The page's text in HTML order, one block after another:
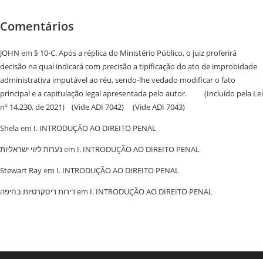
Comentários
JOHN em § 10-C. Após a réplica do Ministério Público, o juiz proferirá
decisão na qual indicará com precisão a tipificação do ato de improbidade
administrativa imputável ao réu, sendo-lhe vedado modificar o fato
principal e a capitulação legal apresentada pelo autor. (Incluído pela Lei
nº 14.230, de 2021) (Vide ADI 7042) (Vide ADI 7043)
Shelaem I. INTRODUÇÃO AO DIREITO PENAL
נערות ליווי ישראליות em I. INTRODUÇÃO AO DIREITO PENAL
Stewart Rayem I. INTRODUÇÃO AO DIREITO PENAL
‏דירות דיסקרטיות בחיפהem I. INTRODUÇÃO AO DIREITO PENAL